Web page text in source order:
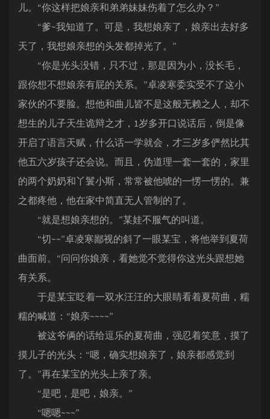
儿。“你这样把娘亲和弟弟妹妹伤着了怎么办？”
“爹~我知道了。可是，我想娘亲了，娘亲出去好多
天了，我想娘亲想的头发都掉光了。”
“你是光头没错，只不过，那是因为小，没长毛，
跟你想不想娘亲有屁的关系。”卓凌寒委实受不了这小
家伙的不要脸。想他和曲儿皆不是这般无赖之人，却不
想生的儿子天生诡辩之才，1岁多开口说话后，倒是像
开启了语言天赋，什么话一学就会，才三岁多俨然比其
他五六岁孩子还会说。而且，伪道理一套一套的，家里
的两个奶奶和丫鬟小斯，常常被他唬的一愣一愣的。兼
之都疼他，他在家中简直无人管制的了。
“就是想娘亲想的。”某娃不服气的叫道。
“切~~”卓凌寒鄙视的斜了一眼某宝，将他举到夏荷
曲面前。“问问你娘亲，看她觉不觉得你这光头跟想她
有关系。
于是某宝眨着一双水汪汪的大眼睛看着夏荷曲，糯
糯的喊道：“娘亲~~~~”
被这爷俩的话给逗乐的夏荷曲，强忍着笑意，摸了
摸儿子的光头：“嗯，确实想娘亲了，娘亲都感觉到
了。”再在某宝的光头上亲了亲。
“是吧，是吧，娘亲。”
“嗯嗯~~~”